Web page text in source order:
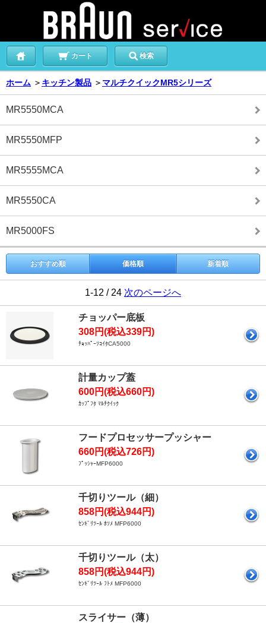
カート 検索
ホーム ＞ キッチン製品 ＞ マルチクイックMR5シリーズ
MR5550MCA
MR5550MFP
MR5555MCA
MR5550CA
MR5000FS
おすすめ順 価格順 新着順
1-12 / 24 次のページへ
チョッパー底板
308円(税込339円)
ﾁｮｯﾊﾟｰｿｺｲﾀCA5000
計量カップ蓋
600円(税込660円)
ｶｯﾌﾟﾌﾀ ﾏﾙﾁｸｲｯｸ
フードプロセッサープッシャー
660円(税込726円)
ﾌﾟｯｼｬｰMFP6000
千切りツール（細）
858円(税込944円)
ｾﾝｷﾞﾘﾂｰﾙ ﾎｿﾒ MFP6000
千切りツール（太）
858円(税込944円)
ｾﾝｷﾞﾘﾂｰﾙ ﾌﾄﾒ MFP6000
スライサー（薄）